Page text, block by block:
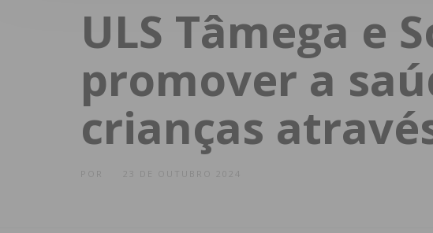
ULS Tâmega e
promover a
crianças
23 DE OUTUBRO 2024